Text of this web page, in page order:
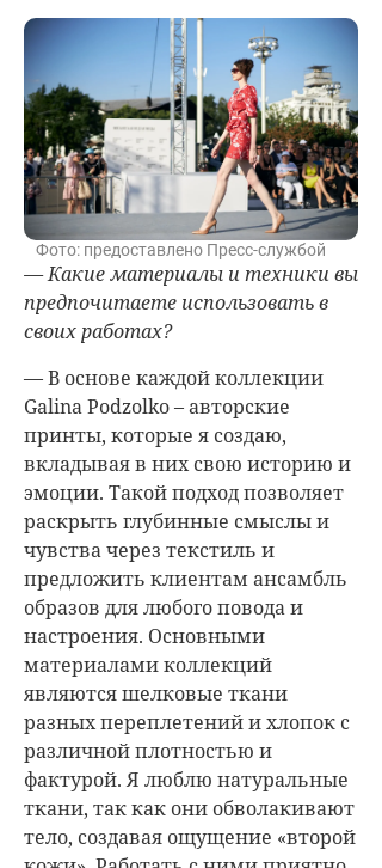
Фото: предоставлено Пресс-службой
— Какие материалы и техники вы
предпочитаете использовать в
своих работах?
— В основе каждой коллекции
Galina Podzolko – авторские
принты, которые я создаю,
вкладывая в них свою историю и
эмоции. Такой подход позволяет
раскрыть глубинные смыслы и
чувства через текстиль и
предложить клиентам ансамбль
образов для любого повода и
настроения. Основными
материалами коллекций
являются шелковые ткани
разных переплетений и хлопок с
различной плотностью и
фактурой. Я люблю натуральные
ткани, так как они обволакивают
тело, создавая ощущение «второй